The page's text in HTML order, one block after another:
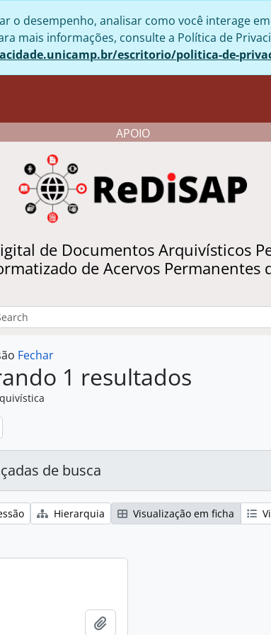
o desempenho, analisar como você interage
mais informações, consulte a Política de
escritorio/politica-de-
APOIO
de Documentos Arquivísticos
de Acervos Permanentes
de busca
Fechar
1 resultados
de busca
Hierarquia Visualização em ficha